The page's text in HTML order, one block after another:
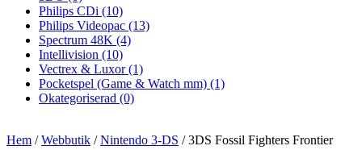
Philips CDi (10)
Philips Videopac (13)
Spectrum 48K (4)
Intellivision (10)
Vectrex & Luxor(1)
Pocketspel (Game & Watch mm) (1)
Okategoriserad (0)
Hem /Webbutik /Nintendo 3-DS / 3DS Fossil Fighters Frontier